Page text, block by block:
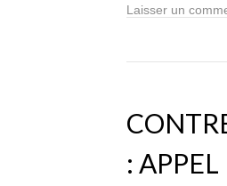
Laisser un
: